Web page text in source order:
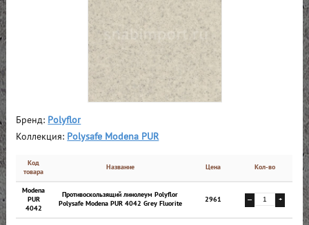
Бренд: Polyflor
Коллекция: Polysafe Modena PUR
Код
товара
Название Цена Кол-во
Modena
PUR
4042
Противоскользящий линолеум Polyflor
Polysafe Modena PUR 4042 Grey Fluorite
2961 — +